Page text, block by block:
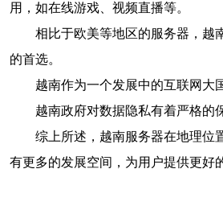
用，如在线游戏、视频直播等。
相比于欧美等地区的服务器，越
的首选。
越南作为一个发展中的互联网大
越南政府对数据隐私有着严格的
综上所述，越南服务器在地理位
有更多的发展空间，为用户提供更好